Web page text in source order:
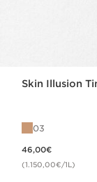
Skin Illusion
03
46,00€
(1.150,00€/1L)